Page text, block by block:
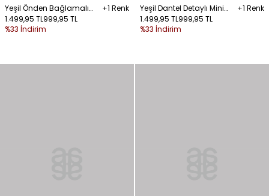
Yeşil Önden Bağlamalı
Dantelli Bluz
+1 Renk
1.499,95 TL999,95 TL
%33 İndirim
Yeşil Dantel Detaylı Mini
Etek
+1 Renk
1.499,95 TL999,95 TL
%33 İndirim